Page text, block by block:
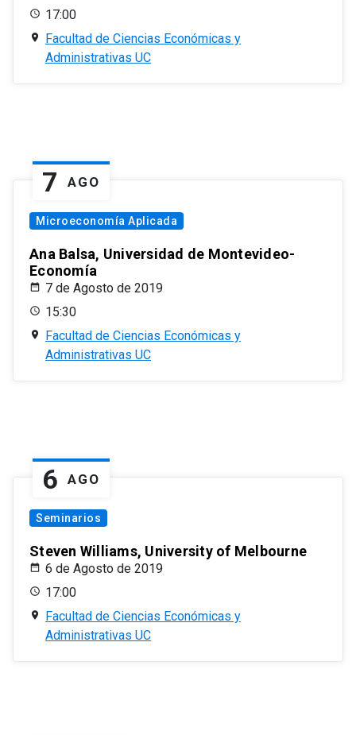
17:00
Facultad de Ciencias Económicas y
Administrativas UC
7 AGO
Microeconomía Aplicada
Ana Balsa, Universidad de Montevideo-
Economía
7 de Agosto de 2019
15:30
Facultad de Ciencias Económicas y
Administrativas UC
6 AGO
Seminarios
Steven Williams, University of Melbourne
6 de Agosto de 2019
17:00
Facultad de Ciencias Económicas y
Administrativas UC